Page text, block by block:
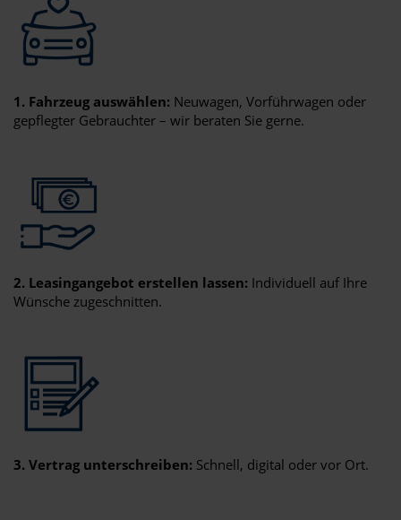
1. Fahrzeug auswählen: Neuwagen, Vorführwagen oder
gepflegter Gebrauchter – wir beraten Sie gerne.
2. Leasingangebot erstellen lassen: Individuell auf Ihre
Wünsche zugeschnitten.
3. Vertrag unterschreiben: Schnell, digital oder vor Ort.